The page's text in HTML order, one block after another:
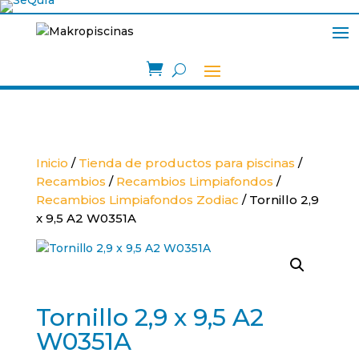

Inicio / Tienda de productos para piscinas /
Recambios / Recambios Limpiafondos /
Recambios Limpiafondos Zodiac / Tornillo 2,9
x 9,5 A2 W0351A
Tornillo 2,9 x 9,5 A2
W0351A